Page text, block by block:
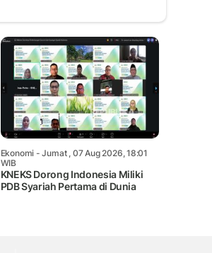
Ekonomi - Jumat , 07 Aug 2026, 18:01
WIB
KNEKS Dorong Indonesia Miliki
PDB Syariah Pertama di Dunia